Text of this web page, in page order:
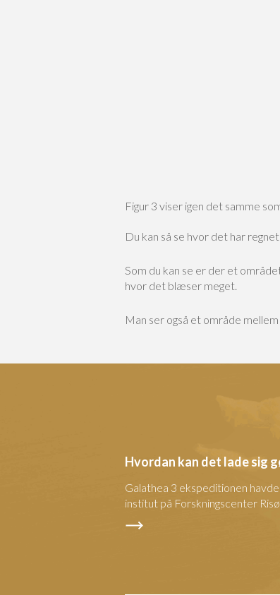
Figur 3 viser igen det samme
Du kan så se hvor det har
Som du kan se er der et
hvor det blæser meget.
Man ser også et område
Hvordan kan det lade sig
Galathea 3 ekspeditionen
institut på Forskningscenter Risø